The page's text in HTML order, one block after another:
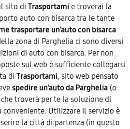
sito di Trasportami e troverai la
auto con bisarca tra le tante
trasportare un’auto con bisarca
zona di Parghelia ci sono diversi
di auto con bisarca. Per non
sul web è sufficiente collegarsi
di Trasportami, sito web pensato
spedire un’auto da Parghelia (o
troverà per te la soluzione di
Utilizzare il servizio è
la città di partenza (in questo